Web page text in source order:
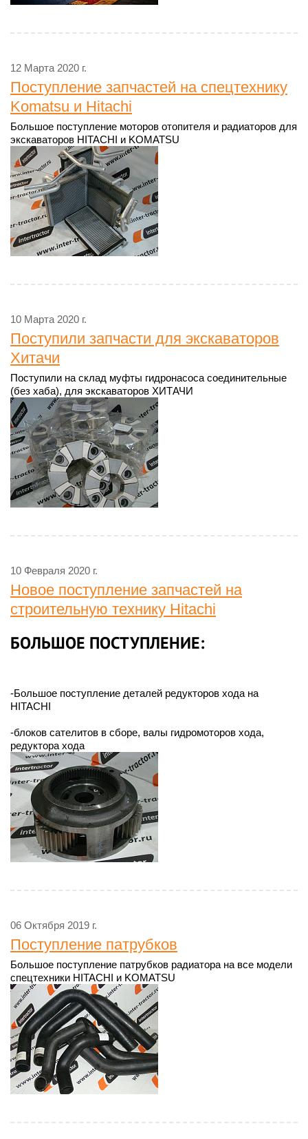
12 Марта 2020 г.
Поступление запчастей на спецтехнику
Komatsu и Hitachi
Большое поступление моторов отопителя и радиаторов для
экскаваторов HITACHI и KOMATSU
10 Марта 2020 г.
Поступили запчасти для экскаваторов
Хитачи
Поступили на склад муфты гидронасоса соединительные
(без хаба), для экскаваторов ХИТАЧИ
10 Февраля 2020 г.
Новое поступление запчастей на
строительную технику Hitachi
БОЛЬШОЕ ПОСТУПЛЕНИЕ:
-Большое поступление деталей редукторов хода на
HITACHI
-блоков сателитов в сборе, валы гидромоторов хода,
редуктора хода
06 Октября 2019 г.
Поступление патрубков
Большое поступление патрубков радиатора на все модели
спецтехники HITACHI и KOMATSU